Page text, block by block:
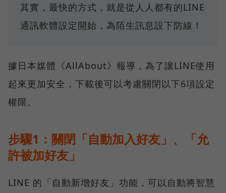
其實，最快的方式，就是從人人都有的LINE
通訊軟體設定開始，為陌生訊息設下防線！
據日本媒體《AllAbout》報導，為了讓LINE使用
起來更加安全，下載後可以考慮關閉以下6項設定
權限。
步驟1：關閉「自動加入好友」、「允
許被加好友」
LINE 的「自動新增好友」功能，可以自動將智慧